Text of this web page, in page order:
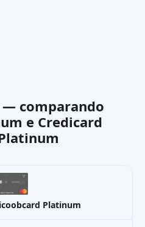
— comparando
e Credicard
Platinum